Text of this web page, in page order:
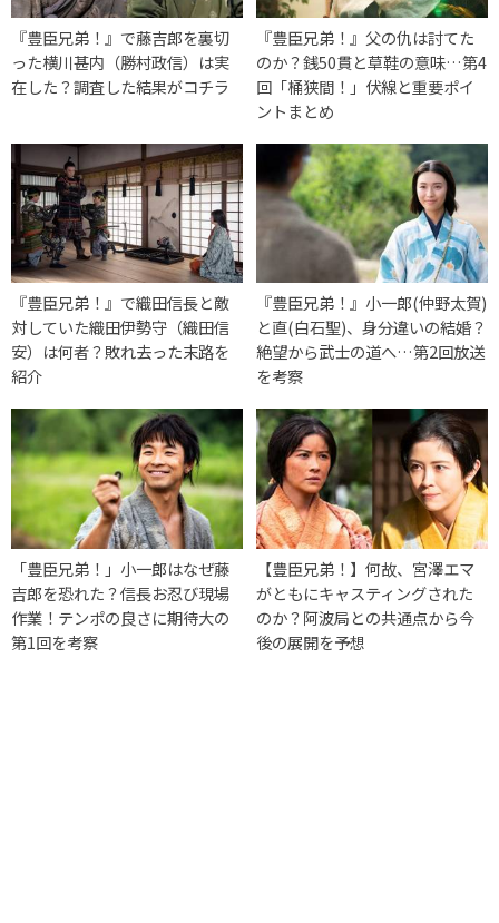
『豊臣兄弟！』で藤吉郎を裏切
った横川甚内（勝村政信）は実
在した？調査した結果がコチラ
『豊臣兄弟！』父の仇は討てた
のか？銭50貫と草鞋の意味…第4
回「桶狭間！」伏線と重要ポイ
ントまとめ
『豊臣兄弟！』で織田信長と敵
対していた織田伊勢守（織田信
安）は何者？敗れ去った末路を
紹介
『豊臣兄弟！』小一郎(仲野太賀)
と直(白石聖)、身分違いの結婚？
絶望から武士の道へ…第2回放送
を考察
「豊臣兄弟！」小一郎はなぜ藤
吉郎を恐れた？信長お忍び現場
作業！テンポの良さに期待大の
第1回を考察
【豊臣兄弟！】何故、宮澤エマ
がともにキャスティングされた
のか？阿波局との共通点から今
後の展開を予想